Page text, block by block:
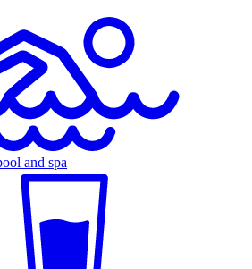
and spa